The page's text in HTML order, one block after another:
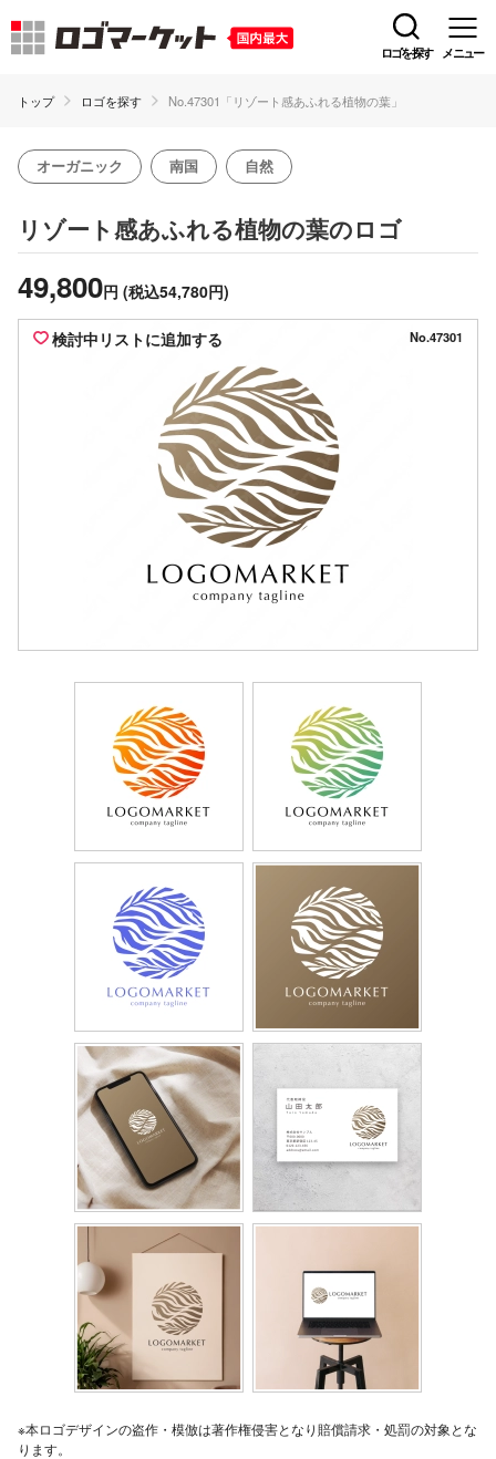
ロゴを探す メニュー
トップ ロゴを探す No.47301「リゾート感あふれる植物の葉」
オーガニック 南国 自然
リゾート感あふれる植物の葉のロゴ
49,800円 (税込54,780円)
検討中リストに追加する No.47301
※本ロゴデザインの盗作・模倣は著作権侵害となり賠償請求・処罰の対象とな
ります。